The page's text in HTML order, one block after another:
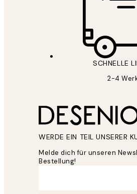
SCHNELLE
2-4
WERDE EIN TEIL UNSERER
Melde dich für unseren
Bestellung!